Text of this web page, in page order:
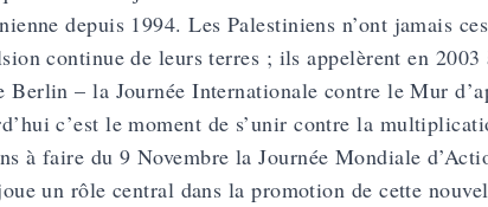
depuis 1994. Les Palestiniens n’ont jamais
continue de leurs terres ; ils appelèrent en
Berlin – la Journée Internationale contre le Mur
c’est le moment de s’unir contre la
à faire du 9 Novembre la Journée Mondiale
un rôle central dans la promotion de cette